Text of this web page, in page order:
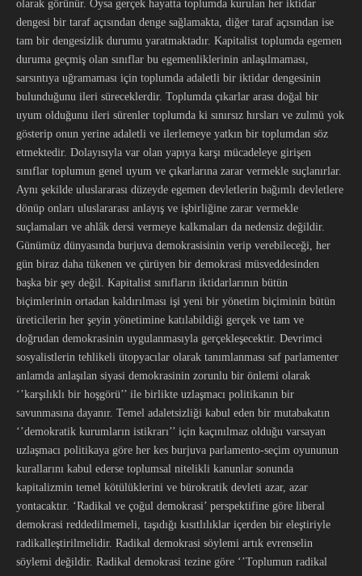
olarak görünür. Oysa gerçek hayatta toplumda kurulan her iktidar
dengesi bir taraf açısından denge sağlamakta, diğer taraf açısından ise
tam bir dengesizlik durumu yaratmaktadır. Kapitalist toplumda egemen
duruma geçmiş olan sınıflar bu egemenliklerinin anlaşılmaması,
sarsıntıya uğramaması için toplumda adaletli bir iktidar dengesinin
bulunduğunu ileri süreceklerdir. Toplumda çıkarlar arası doğal bir
uyum olduğunu ileri sürenler toplumda ki sınırsız hırsları ve zulmü yok
gösterip onun yerine adaletli ve ilerlemeye yatkın bir toplumdan söz
etmektedir. Dolayısıyla var olan yapıya karşı mücadeleye girişen
sınıflar toplumun genel uyum ve çıkarlarına zarar vermekle suçlanırlar.
Aynı şekilde uluslararası düzeyde egemen devletlerin bağımlı devletlere
dönüp onları uluslararası anlayış ve işbirliğine zarar vermekle
suçlamaları ve ahlâk dersi vermeye kalkmaları da nedensiz değildir.
Günümüz dünyasında burjuva demokrasisinin verip verebileceği, her
gün biraz daha tükenen ve çürüyen bir demokrasi müsveddesinden
başka bir şey değil. Kapitalist sınıfların iktidarlarının bütün
biçimlerinin ortadan kaldırılması işi yeni bir yönetim biçiminin bütün
üreticilerin her şeyin yönetimine katılabildiği gerçek ve tam ve
doğrudan demokrasinin uygulanmasıyla gerçekleşecektir. Devrimci
sosyalistlerin tehlikeli ütopyacılar olarak tanımlanması saf parlamenter
anlamda anlaşılan siyasi demokrasinin zorunlu bir önlemi olarak
‘’karşılıklı bir hoşgörü’’ ile birlikte uzlaşmacı politikanın bir
savunmasına dayanır. Temel adaletsizliği kabul eden bir mutabakatın
‘’demokratik kurumların istikrarı’’ için kaçınılmaz olduğu varsayan
uzlaşmacı politikaya göre her kes burjuva parlamento-seçim oyununun
kurallarını kabul ederse toplumsal nitelikli kanunlar sonunda
kapitalizmin temel kötülüklerini ve bürokratik devleti azar, azar
yontacaktır. ‘Radikal ve çoğul demokrasi’ perspektifine göre liberal
demokrasi reddedilmemeli, taşıdığı kısıtlılıklar içerden bir eleştiriyle
radikalleştirilmelidir. Radikal demokrasi söylemi artık evrenselin
söylemi değildir. Radikal demokrasi tezine göre ‘’Toplumun radikal